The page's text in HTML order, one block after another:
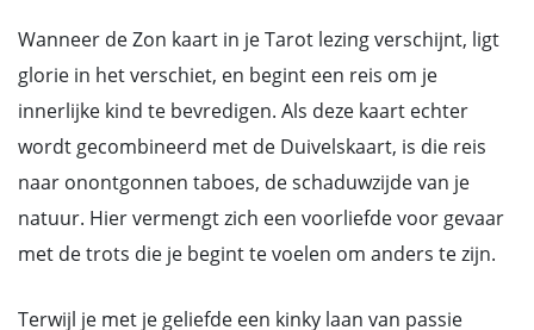
Wanneer de Zon kaart in je Tarot lezing verschijnt, ligt
glorie in het verschiet, en begint een reis om je
innerlijke kind te bevredigen. Als deze kaart echter
wordt gecombineerd met de Duivelskaart, is die reis
naar onontgonnen taboes, de schaduwzijde van je
natuur. Hier vermengt zich een voorliefde voor gevaar
met de trots die je begint te voelen om anders te zijn.
Terwijl je met je geliefde een kinky laan van passie